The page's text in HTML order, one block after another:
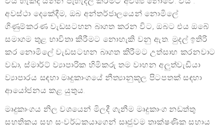
අවස්ථා දෙකේදීම, ඔබ අන්තර්ජාලයෙන් නොමිලේ
ගිණුම්කරණ වැඩසටහන බාගත කරන විට, ඔබට එය ඔබේ
සමාගම තුළ භාවිතා කිරීමට නොහැකි වනු ඇත. මුදල් ඉතිරි
කර නොමිලේ වැඩසටහන බාගත කිරීමට උත්සාහ කරනවාට
වඩා, ස්මාර්ට් ව්‍යාපාරික හිමිකරු තම වාහන අලුත්වැඩියා
ව්‍යාපාරය සඳහා මෘදුකාංගයේ නීත්‍යානුකූල පිටපතක් සඳහා
ආයෝජනය කළ යුතුය.
මෘදුකාංගය නිල වශයෙන් මිලදී ගැනීම මෘදුකාංග නඩත්තු
සහතිකය සහ සංවර්ධකයාගෙන් සෘජුවම තාක්ෂණික සහාය